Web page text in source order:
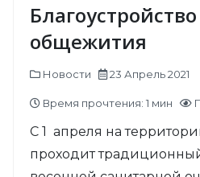
общежития
Новости 23 Апрель 2021
Время прочтения: 1 мин
С 1 апреля на
проходит